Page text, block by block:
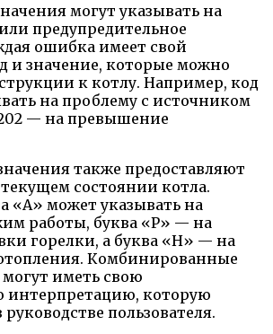
могут указывать на
предупредительное
ошибка имеет свой
и значение, которые можно
к котлу. Например, код
на проблему с источником
— на превышение
также предоставляют
состоянии котла.
«А» может указывать на
работы, буква «Р» — на
горелки, а буква «H» — на
Комбинированные
иметь свою
интерпретацию, которую
пользователя.